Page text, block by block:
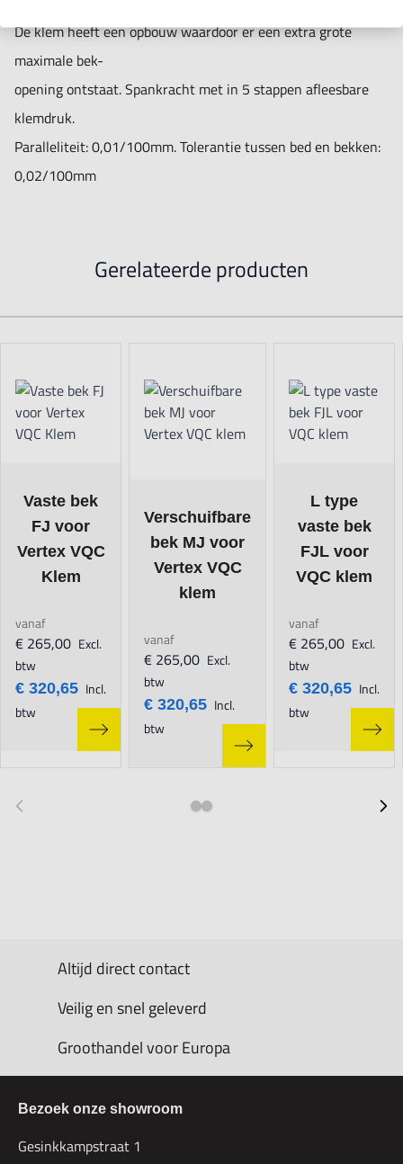
De klem heeft een opbouw waardoor er een extra grote
maximale bek-
opening ontstaat. Spankracht met in 5 stappen afleesbare
klemdruk.
Paralleliteit: 0,01/100mm. Tolerantie tussen bed en bekken:
0,02/100mm
Gerelateerde producten
Vaste bek
FJ voor
Vertex VQC
Klem
The price depends on the options chosen on the product page
vanaf
€ 320,65 Incl.
btw
€ 265,00 Excl.
btw
Verschuifbare
bek MJ voor
Vertex VQC
klem
The price depends on the options chosen
vanaf
€ 320,65 Incl.
btw
€ 265,00 Excl.
btw
L type
vaste bek
FJL voor
VQC klem
The price
vanaf
€ 320,65 Incl.
btw
€ 265,00 Excl.
btw
Altijd direct contact
Veilig en snel geleverd
Groothandel voor Europa
Bezoek onze showroom
Gesinkkampstraat 1